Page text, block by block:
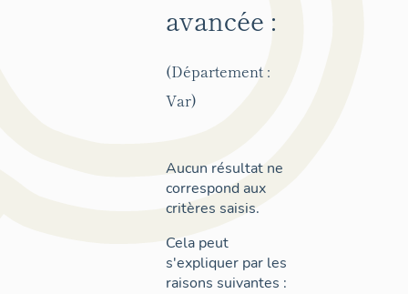
avancée :
(Département :
Var)
Aucun résultat ne
correspond aux
critères saisis.
Cela peut
s'expliquer par les
raisons suivantes :